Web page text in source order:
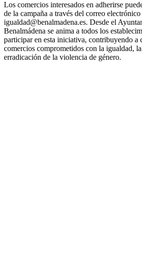
Los comercios interesados en adherirse
de la campaña a través del correo electrónico
igualdad@benalmadena.es. Desde el
Benalmádena se anima a todos los
participar en esta iniciativa, contribuyendo a
comercios comprometidos con la igualdad,
erradicación de la violencia de género.